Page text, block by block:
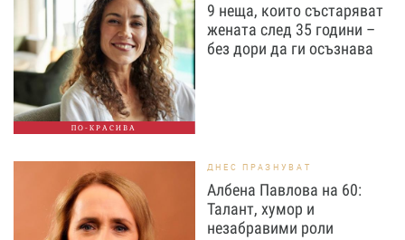
ПО-КРАСИВА
9 неща, които състаряват
жената след 35 години –
без дори да ги осъзнава
ДНЕС ПРАЗНУВАТ
Албена Павлова на 60:
Талант, хумор и
незабравими роли